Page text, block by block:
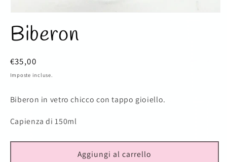
multimediali
1
modale
Biberon
Prezzo
di
€35,00
Imposte incluse.
Biberon in vetro chicco con tappo gioiello.
Capienza di 150ml
Aggiungi al carrello